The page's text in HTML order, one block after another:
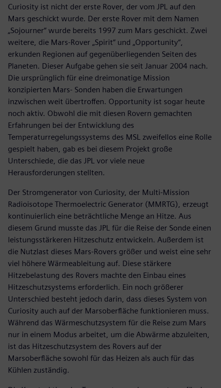
Curiosity ist nicht der erste Rover, der vom JPL auf den
Mars geschickt wurde. Der erste Rover mit dem Namen
„Sojourner“ wurde bereits 1997 zum Mars geschickt. Zwei
weitere, die Mars-Rover „Spirit“ und „Opportunity“,
erkunden Regionen auf gegenüberliegenden Seiten des
Planeten. Dieser Aufgabe gehen sie seit Januar 2004 nach.
Die ursprünglich für eine dreimonatige Mission
konzipierten Mars- Sonden haben die Erwartungen
inzwischen weit übertroffen. Opportunity ist sogar heute
noch aktiv. Obwohl die mit diesen Rovern gemachten
Erfahrungen bei der Entwicklung des
Temperaturregelungssystems des MSL zweifellos eine Rolle
gespielt haben, gab es bei diesem Projekt große
Unterschiede, die das JPL vor viele neue
Herausforderungen stellten.
Der Stromgenerator von Curiosity, der Multi-Mission
Radioisotope Thermoelectric Generator (MMRTG), erzeugt
kontinuierlich eine beträchtliche Menge an Hitze. Aus
diesem Grund musste das JPL für die Reise der Sonde einen
leistungsstärkeren Hitzeschutz entwickeln. Außerdem ist
die Nutzlast dieses Mars-Rovers größer und weist eine sehr
viel höhere Wärmeableitung auf. Diese stärkere
Hitzebelastung des Rovers machte den Einbau eines
Hitzeschutzsystems erforderlich. Ein noch größerer
Unterschied besteht jedoch darin, dass dieses System von
Curiosity auch auf der Marsoberfläche funktionieren muss.
Während das Wärmeschutzsystem für die Reise zum Mars
nur in einem Modus arbeitet, um die Abwärme abzuleiten,
ist das Hitzeschutzsystem des Rovers auf der
Marsoberfläche sowohl für das Heizen als auch für das
Kühlen zuständig.